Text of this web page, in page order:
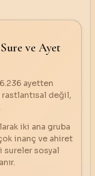
Sure ve Ayet
6.236 ayetten
rastlantısal değil,
iki ana gruba
inanç ve ahiret
sureler sosyal